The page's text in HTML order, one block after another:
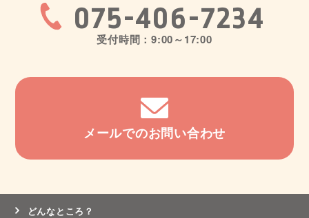
075-406-7234
受付時間：9:00～17:00
メールでのお問い合わせ
どんなところ？